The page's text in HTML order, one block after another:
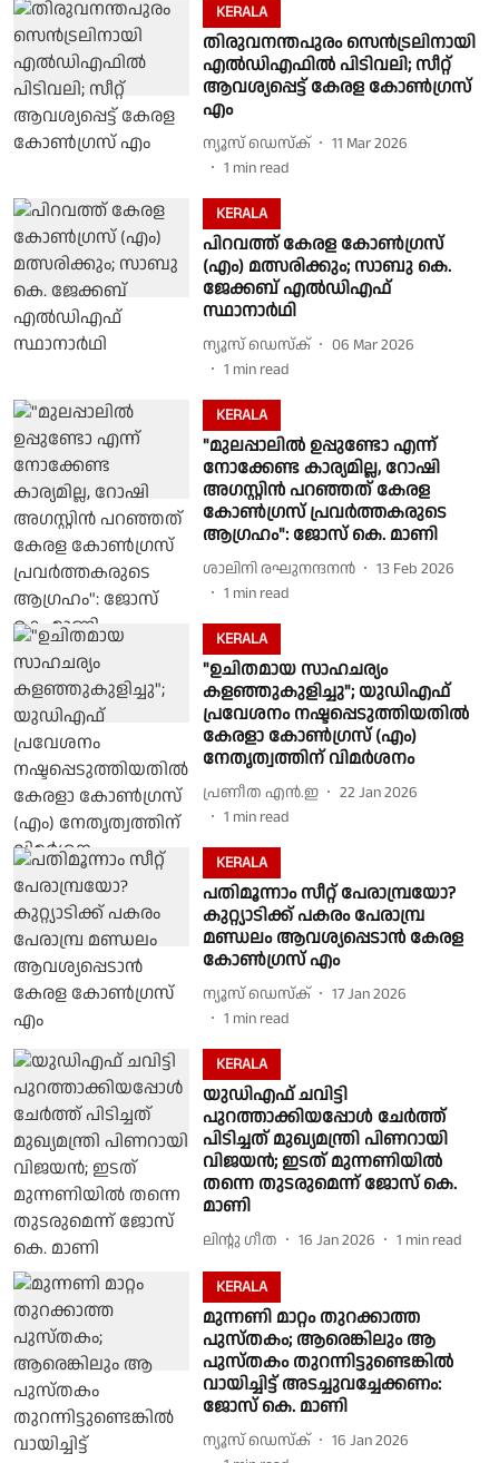
KERALA
തിരുവനന്തപുരം സെന്‍ട്രലിനായി
എല്‍ഡിഎഫില്‍ പിടിവലി; സീറ്റ്
ആവശ്യപ്പെട്ട് കേരള കോണ്‍ഗ്രസ്
എം
ന്യൂസ് ഡെസ്ക്
11 Mar 2026
1 min read
KERALA
പിറവത്ത് കേരള കോൺഗ്രസ്
(എം) മത്സരിക്കും; സാബു കെ.
ജേക്കബ് എൽഡിഎഫ്
സ്ഥാനാർഥി
ന്യൂസ് ഡെസ്ക്
06 Mar 2026
1 min read
KERALA
"മുലപ്പാലിൽ ഉപ്പുണ്ടോ എന്ന്
നോക്കേണ്ട കാര്യമില്ല, റോഷി
അഗസ്റ്റിൻ പറഞ്ഞത് കേരള
കോൺഗ്രസ് പ്രവർത്തകരുടെ
ആഗ്രഹം": ജോസ് കെ. മാണി
ശാലിനി രഘുനന്ദനൻ
13 Feb 2026
1 min read
KERALA
"ഉചിതമായ സാഹചര്യം
കളഞ്ഞുകുളിച്ചു"; യുഡിഎഫ്
പ്രവേശനം നഷ്ടപ്പെടുത്തിയതിൽ
കേരളാ കോൺഗ്രസ് (എം)
നേതൃത്വത്തിന് വിമർശനം
പ്രണീത എന്‍.ഇ
22 Jan 2026
1 min read
KERALA
പതിമൂന്നാം സീറ്റ്‌ പേരാമ്പ്രയോ?
കുറ്റ്യാടിക്ക്‌ പകരം പേരാമ്പ്ര
മണ്ഡലം ആവശ്യപ്പെടാൻ കേരള
കോൺഗ്രസ്‌ എം
ന്യൂസ് ഡെസ്ക്
17 Jan 2026
1 min read
KERALA
യുഡിഎഫ് ചവിട്ടി
പുറത്താക്കിയപ്പോൾ ചേർത്ത്
പിടിച്ചത് മുഖ്യമന്ത്രി പിണറായി
വിജയൻ; ഇടത് മുന്നണിയിൽ
തന്നെ തുടരുമെന്ന് ജോസ് കെ.
മാണി
ലിൻ്റു ഗീത 16 Jan 2026 1 min read
KERALA
മുന്നണി മാറ്റം തുറക്കാത്ത
പുസ്തകം; ആരെങ്കിലും ആ
പുസ്തകം തുറന്നിട്ടുണ്ടെങ്കില്‍
വായിച്ചിട്ട് അടച്ചുവച്ചേക്കണം:
ജോസ് കെ. മാണി
ന്യൂസ് ഡെസ്ക്
16 Jan 2026